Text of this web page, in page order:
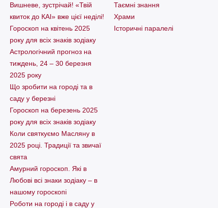
Вишневе, зустрічай! «Твій
квиток до КАІ» вже цієї неділі!
Гороскоп на квітень 2025
року для всіх знаків зодіаку
Астрологічний прогноз на
тиждень, 24 – 30 березня
2025 року
Що зробити на городі та в
саду у березні
Гороскоп на березень 2025
року для всіх знаків зодіаку
Коли святкуємо Масляну в
2025 році. Традиції та звичаї
свята
Амурний гороскоп. Які в
Любові всі знаки зодіаку – в
нашому гороскопі
Pоботи на городі і в саду у
Таємні знання
Храми
Історичні паралелі